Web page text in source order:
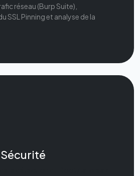
réseau (Burp Suite),
SSL Pinning et analyse de la